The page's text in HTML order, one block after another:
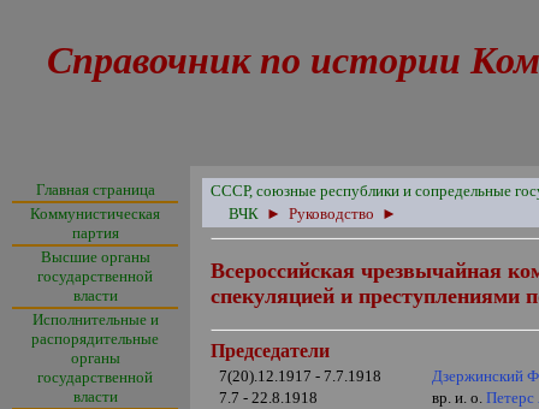
Справочник по истории
Главная страница
Коммунистическая
партия
Высшие органы
государственной
власти
Исполнительные и
распорядительные
органы
государственной
власти
СССР, союзные республики и сопредельные
ВЧК ► Руководство ►
Всероссийская чрезвычайная
спекуляцией и
Председатели
7(20).12.1917 - 7.7.1918
Дзержинский
7.7 - 22.8.1918
вр. и. о.